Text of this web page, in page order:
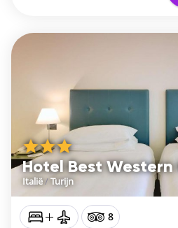
Hotel Best Western
Italië/Turijn
8